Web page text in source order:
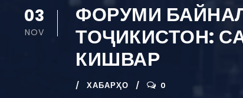
03
NOV
ФОРУМИ
ТОҶИКИСТОН:
КИШВАР
ХАБАРҲО 0